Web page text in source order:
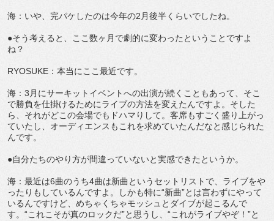
海：いや、完パケしたのは今年の2月後半くらいでしたね。
●そう考えると、ここ数ヶ月で劇的に変わったということですよ
ね？
RYOSUKE：本当にここ最近です。
海：3月にサーキットイベントへの出演が続くこともあって、そこ
で勝負を仕掛けるためにライブの方法を変えたんですよ。そした
ら、それがどこの会場でもドハマりして。客席もすごく盛り上がっ
ていたし、オーディエンスもこれを求めていたんだなと感じられた
んです。
●自分たちのやり方が間違っていないと実感できたというか。
海：最近は6曲のうち4曲は新曲というセットリストで、ライブをや
ったりもしているんですよ。しかも特に“新曲”とは言わずにやって
いるんですけど、めちゃくちゃモッシュとダイブが起こるんで
す。“これこそが真のロックだ”と思うし、“これがライブやぞ！”と